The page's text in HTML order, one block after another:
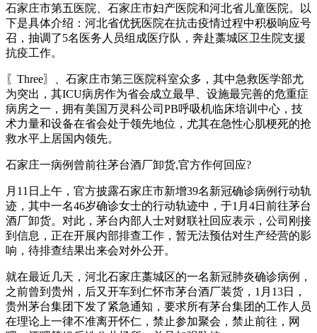
石家庄市第五医院、石家庄市妇产医院和河北省儿童医院。以
下是具体介绍：河北省优抚医院在抗击疫情过程中积极响应号
召，抽调了5名医务人员组成医疗队，奔赴藁城区卫生院支援
抗疫工作。
〖Three〗、石家庄市第三医院科室众多，其中急救医学部尤
为突出，其ICU病房作为省会成立最早、设施最完善的危重症
病房之一，拥有美国万灵科公司PB呼吸机临床培训中心，技
术力量和设备在省会处于领先地位，尤其在急性心肌梗死的抢
救水平上居国内领先。
石家庄一病例曾前往茅台酒厂卸货,官方作何回应?
月11日上午，官方披露石家庄市新增39名新冠确诊病例行动轨
迹，其中一名46岁确诊女士的行动轨迹中，于1月4日前往茅台
酒厂卸货。对此，茅台内部人士对财联社回应表示，公司刚接
到信息，正在开展内部排查工作，暂无法预估对生产经营的影
响，待排查结果出来会对外公开。
就在最近几天，河北石家庄藁城区的一名新冠肺炎确诊病例，
之前曾到贵州，后又开车到仁怀市茅台酒厂装货，1月13日，
贵州茅台集团下发了紧急通知，要求所有茅台集团的工作人员
在理论上一律不准离开怀仁，禁止参加聚会，禁止前往，网